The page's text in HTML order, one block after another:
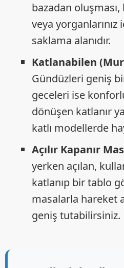
bazadan oluşması,
veya
saklama alanıdır.
Katlanabilen
Gündüzleri geniş
geceleri ise
dönüşen katlanır
katlı modellerde
Açılır Kapanır
yerken açılan,
katlanıp bir tablo
masalarla hareket
geniş tutabilirsiniz.